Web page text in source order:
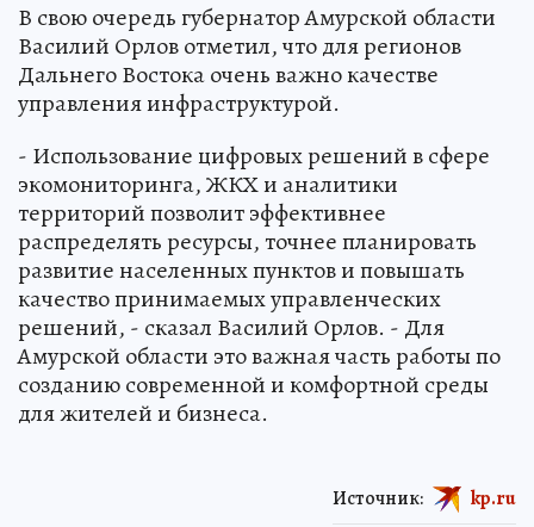
В свою очередь губернатор Амурской области
Василий Орлов отметил, что для регионов
Дальнего Востока очень важно качестве
управления инфраструктурой.
- Использование цифровых решений в сфере
экомониторинга, ЖКХ и аналитики
территорий позволит эффективнее
распределять ресурсы, точнее планировать
развитие населенных пунктов и повышать
качество принимаемых управленческих
решений, - сказал Василий Орлов. - Для
Амурской области это важная часть работы по
созданию современной и комфортной среды
для жителей и бизнеса.
Источник: kp.ru